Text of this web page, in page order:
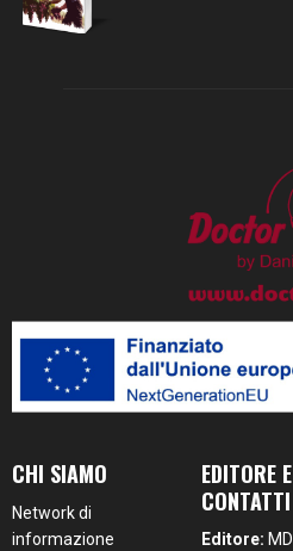
CHI SIAMO
Network di
informazione
EDITORE E
CONTATTI
Editore: MD